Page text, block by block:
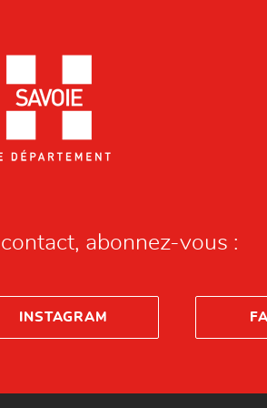
abonnez-vous :
INSTAGRAM